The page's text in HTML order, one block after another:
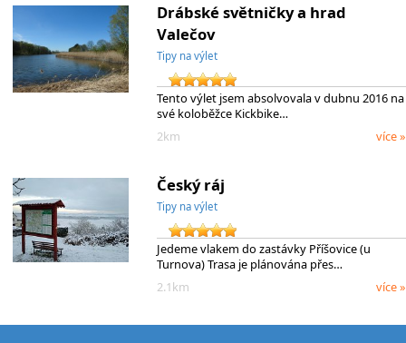
Drábské světničky a hrad
Valečov
Tipy na výlet
Tento výlet jsem absolvovala v dubnu 2016 na
své koloběžce Kickbike…
2km
více »
Český ráj
Tipy na výlet
Jedeme vlakem do zastávky Příšovice (u
Turnova) Trasa je plánována přes…
2.1km
více »